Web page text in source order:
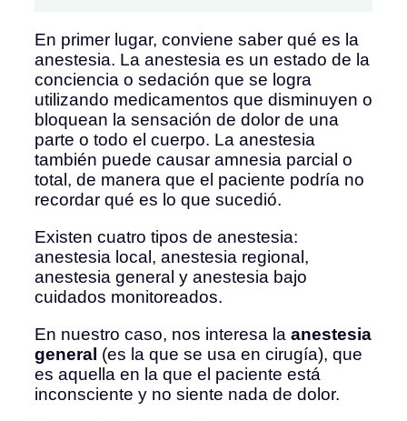
En primer lugar, conviene saber qué es la
anestesia. La anestesia es un estado de la
conciencia o sedación que se logra
utilizando medicamentos que disminuyen o
bloquean la sensación de dolor de una
parte o todo el cuerpo. La anestesia
también puede causar amnesia parcial o
total, de manera que el paciente podría no
recordar qué es lo que sucedió.
Existen cuatro tipos de anestesia:
anestesia local, anestesia regional,
anestesia general y anestesia bajo
cuidados monitoreados.
En nuestro caso, nos interesa la anestesia
general (es la que se usa en cirugía), que
es aquella en la que el paciente está
inconsciente y no siente nada de dolor.